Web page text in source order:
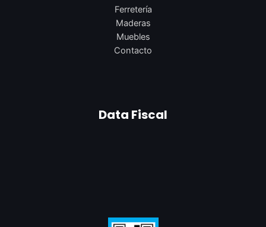
Ferretería
Maderas
Muebles
Contacto
Data Fiscal